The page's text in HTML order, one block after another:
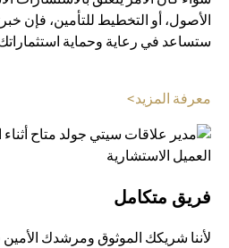
الأصول، أو التخطيط للتأمين، فإن
ستساعد في رعاية وحماية
معرفة المزيد>
فريق متكامل
لأننا شريكك الموثوق ومرشدك الأمين